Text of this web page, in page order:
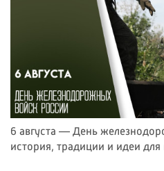
6 августа — День
история, традиции и идеи для